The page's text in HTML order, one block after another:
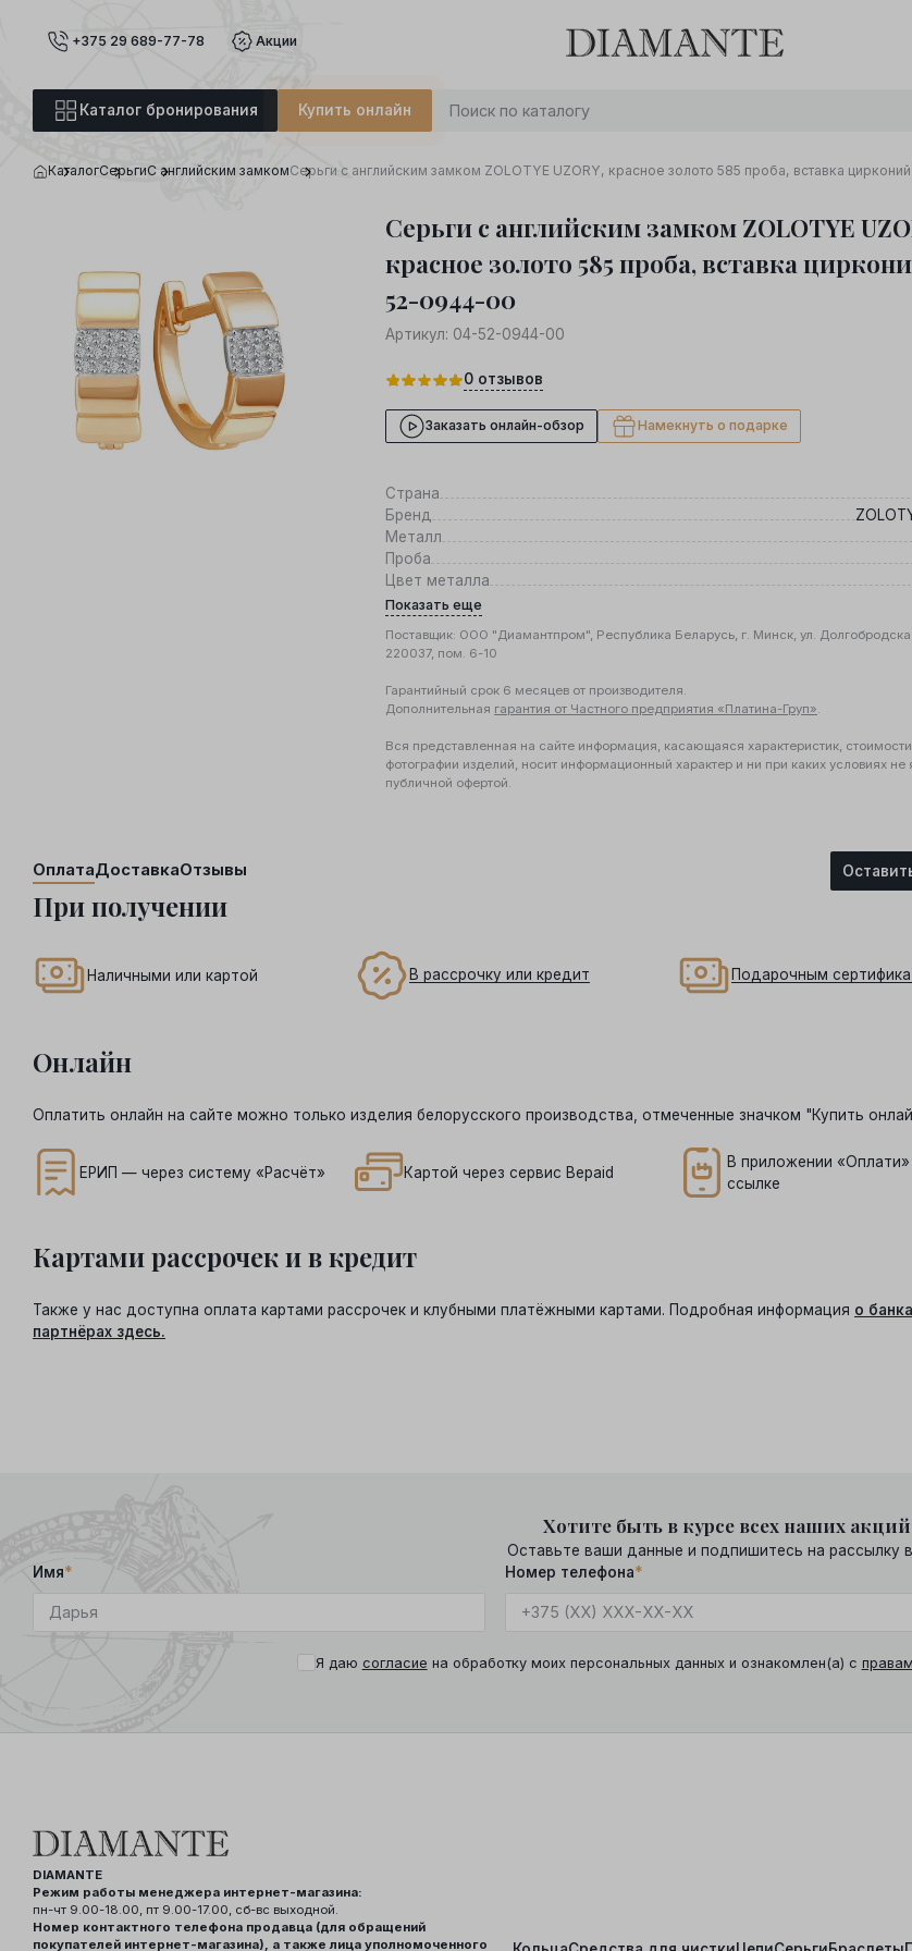
+375 29 689-77-78 Акции
Каталог бронирования Купить онлайн
0 : 0 0
КаталогСерьгиС английским замкомСерьги с английским замком ZOLOTYE UZORY, красное золото 585 проба, вставка цирконий
Серьги с английским замком ZOLOTYE
красное золото 585 проба, вставка
52-0944-00
Артикул: 04-52-0944-00
0 отзывов
Заказать онлайн-обзор Намекнуть о подарке
Страна
Бренд
Металл
Проба
Цвет металла
Показать еще
Поставщик: ООО "Диамантпром", Республика Беларусь, г. Минск, ул.
220037, пом. 6-10
Гарантийный срок 6 месяцев от производителя.
Дополнительная гарантия от Частного предприятия «Платина-Груп».
Вся представленная на сайте информация, касающаяся характеристик, стоимости
фотографии изделий, носит информационный характер и ни при каких условиях не
публичной офертой.
Оплата
При получении
Наличными или картой В рассрочку или кредит Подарочным
Онлайн
Оплатить онлайн на сайте можно только изделия белорусского производства, отмеченные значком "Купить
ЕРИП — через систему «Расчёт» Картой через сервис Bepaid
В приложении
ссылке
Картами рассрочек и в кредит
Также у нас доступна оплата картами рассрочек и клубными платёжными картами. Подробная информация о
партнёрах здесь.
ДоставкаОтзывы
Хотите быть в курсе всех наших
Оставьте ваши данные и подпишитесь на рассылку
Имя* Номер телефона*
Я даю согласие на обработку моих персональных данных и ознакомлен(а) с
DIAMANTE
Режим работы менеджера интернет-магазина:
пн-чт 9.00-18.00, пт 9.00-17.00, сб-вс выходной.
Номер контактного телефона продавца (для обращений
покупателей интернет-магазина), а также лица уполномоченного